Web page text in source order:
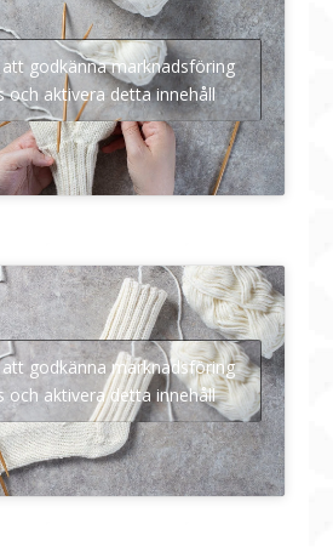
godkänna marknadsföring
och aktivera detta innehåll
godkänna marknadsföring
och aktivera detta innehåll